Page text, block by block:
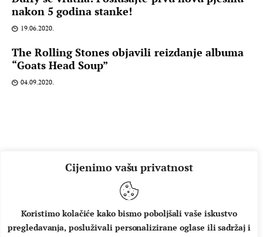
Cijenimo vašu privatnost
Koristimo kolačiće kako bismo poboljšali vaše iskustvo
pregledavanja, posluživali personalizirane oglase ili sadržaj i
nakon 5 godina stanke!
19.06.2020.
The Rolling Stones objavili reizdanje albuma
“Goats Head Soup”
04.09.2020.
O NAMA IMPRESSUM UVJETI KORIŠTENJA